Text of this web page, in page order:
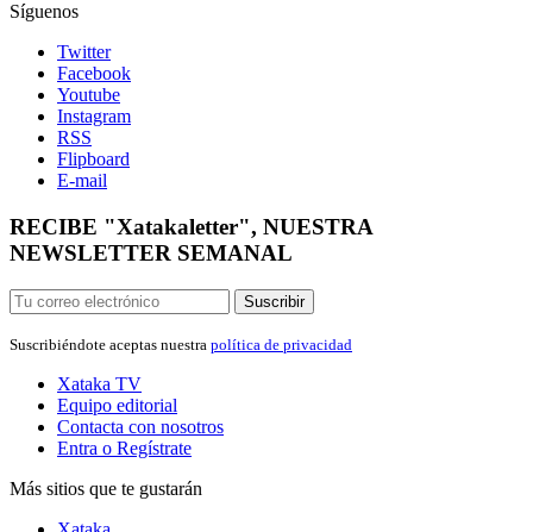
Síguenos
Twitter
Facebook
Youtube
Instagram
RSS
Flipboard
E-mail
RECIBE "Xatakaletter", NUESTRA
NEWSLETTER SEMANAL
Suscribir
Suscribiéndote aceptas nuestra política de privacidad
Xataka TV
Equipo editorial
Contacta con nosotros
Entra o Regístrate
Más sitios que te gustarán